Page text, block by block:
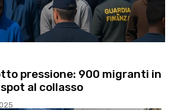
pressione: 900 migranti in
al collasso